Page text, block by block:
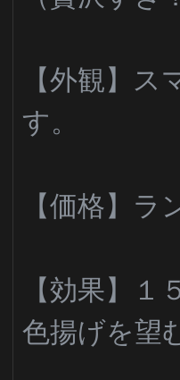
【外観】
す。
【価格】
【効果】
色揚げを望